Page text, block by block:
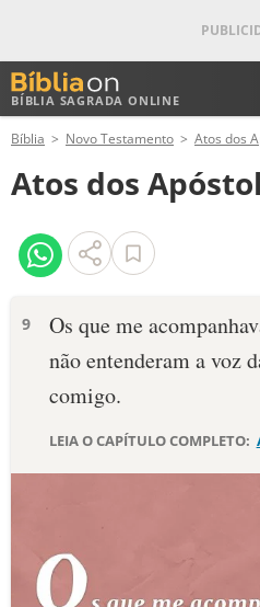
BÍBLIA SAGRADA ONLINE
ANTIGO TESTAMENTO
NOVO TESTAMENTO
VERSÍCULOS
PALAVRA DO DIA
DEVOCIONAL DIÁRIO
ESTUDOS BÍBLICOS
Bíblia Novo Testamento Atos dos
Atos dos
9
Os que me
não entenderam a voz
comigo.
LEIA O CAPÍTULO COMPLETO: